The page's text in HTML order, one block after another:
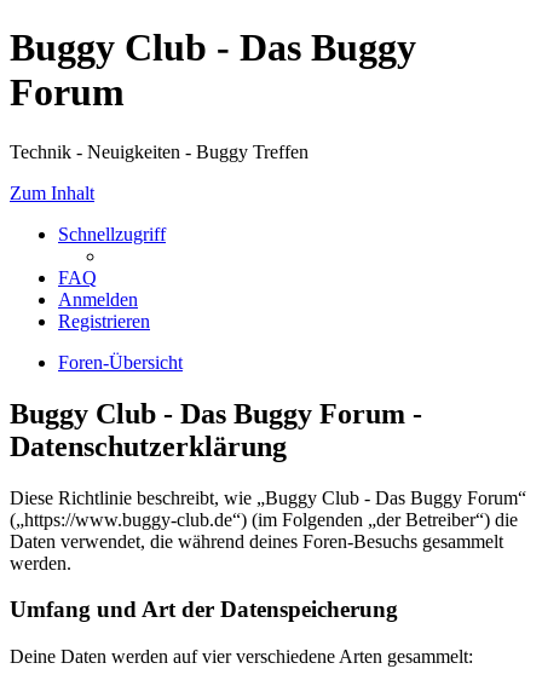
Buggy Club - Das Buggy
Forum
Technik - Neuigkeiten - Buggy Treffen
Zum Inhalt
Schnellzugriff
FAQ
Anmelden
Registrieren
Foren-Übersicht
Buggy Club - Das Buggy Forum -
Datenschutzerklärung
Diese Richtlinie beschreibt, wie „Buggy Club - Das Buggy Forum“
(„https://www.buggy-club.de“) (im Folgenden „der Betreiber“) die
Daten verwendet, die während deines Foren-Besuchs gesammelt
werden.
Umfang und Art der Datenspeicherung
Deine Daten werden auf vier verschiedene Arten gesammelt: